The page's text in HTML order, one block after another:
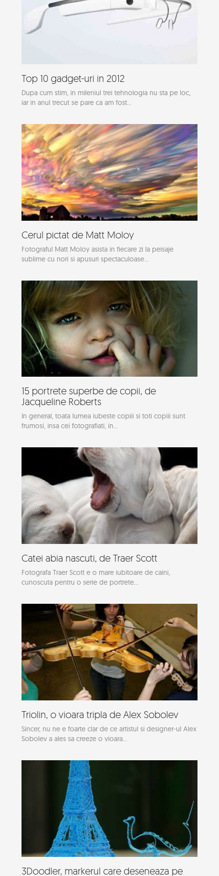
Top 10 gadget-uri in 2012
Dupa cum stim, in mileniul trei tehnologia nu sta pe loc,
iar in anul trecut se pare ca am fost...
Cerul pictat de Matt Moloy
Fotograful Matt Moloy asista in fiecare zi la peisaje
sublime cu nori si apusuri spectaculoase...
15 portrete superbe de copii, de
Jacqueline Roberts
In general, toata lumea iubeste copiii si toti copiii sunt
frumosi, insa cei fotografiati, in...
Catei abia nascuti, de Traer Scott
Fotografa Traer Scott e o mare iubitoare de caini,
cunoscuta pentru o serie de portrete...
Triolin, o vioara tripla de Alex Sobolev
Sincer, nu ne e foarte clar de ce artistul si designer-ul Alex
Sobolev a ales sa creeze o vioara...
3Doodler, markerul care deseneaza pe